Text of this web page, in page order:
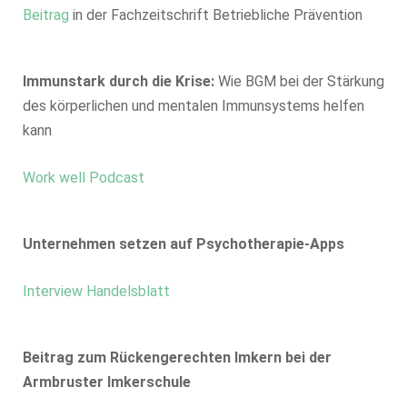
Beitrag in der Fachzeitschrift Betriebliche Prävention
Immunstark durch die Krise: Wie BGM bei der Stärkung
des körperlichen und mentalen Immunsystems helfen
kann
Work well Podcast
Unternehmen setzen auf Psychotherapie-Apps
Interview Handelsblatt
Beitrag zum Rückengerechten Imkern bei der
Armbruster Imkerschule